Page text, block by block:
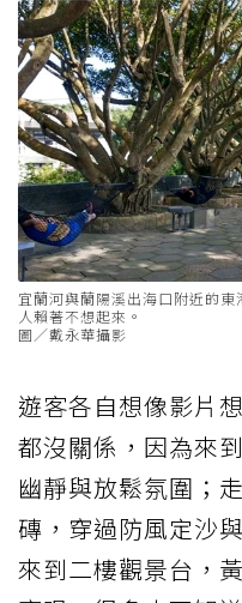
宜蘭河與蘭陽溪出海口附近的
人賴著不想起來。
圖／戴永華攝影
遊客各自想像影片
都沒關係，因為來
幽靜與放鬆氛圍；
磚，穿過防風定沙
來到二樓觀景台，